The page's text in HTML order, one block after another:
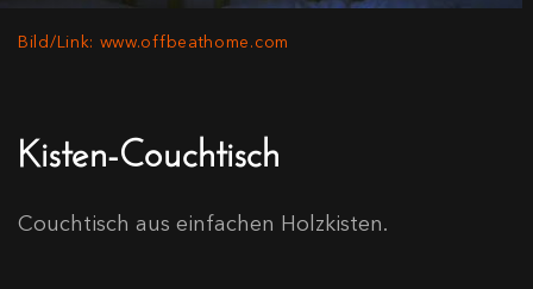
Bild/Link: www.offbeathome.com
Kisten-Couchtisch
Couchtisch aus einfachen Holzkisten.